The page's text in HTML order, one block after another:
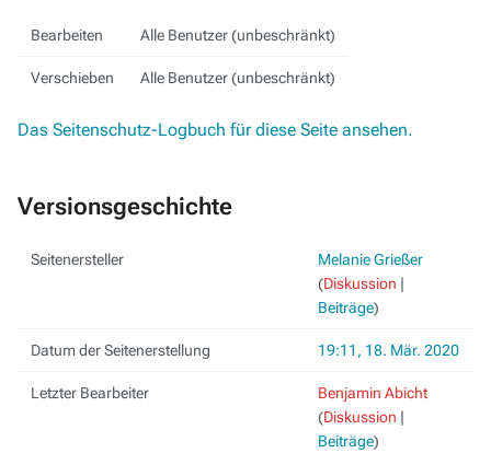
Bearbeiten Alle Benutzer (unbeschränkt)
Verschieben Alle Benutzer (unbeschränkt)
Das Seitenschutz-Logbuch für diese Seite ansehen.
Versionsgeschichte
Seitenersteller
Melanie Grießer
(Diskussion |
Beiträge)
Datum der Seitenerstellung 19:11, 18. Mär. 2020
Letzter Bearbeiter
Benjamin Abicht
(Diskussion |
Beiträge)